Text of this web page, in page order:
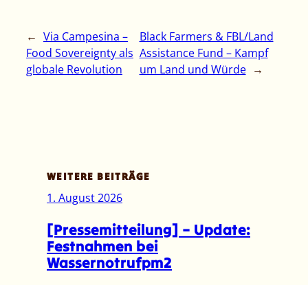
← Via Campesina –
Food Sovereignty als
globale Revolution
Black Farmers & FBL/Land
Assistance Fund – Kampf
um Land und Würde →
WEITERE BEITRÄGE
1. August 2026
[Pressemitteilung] – Update:
Festnahmen bei
Wassernotrufpm2